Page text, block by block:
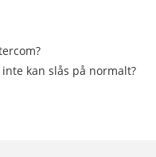
kan slås på normalt?